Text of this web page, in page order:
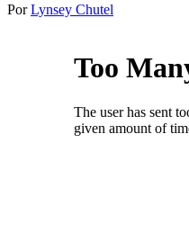
PorLynsey Chutel